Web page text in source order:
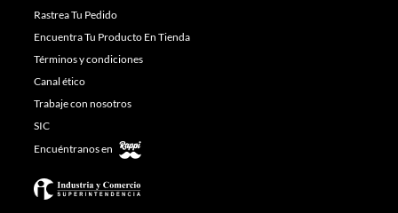
Rastrea Tu Pedido
Encuentra Tu Producto En Tienda
Términos y condiciones
Canal ético
Trabaje con nosotros
SIC
Encuéntranos en